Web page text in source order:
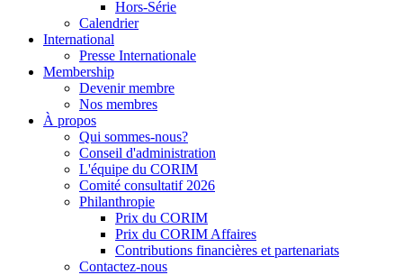
Hors-Série
Calendrier
International
Presse Internationale
Membership
Devenir membre
Nos membres
À propos
Qui sommes-nous?
Conseil d'administration
L'équipe du CORIM
Comité consultatif 2026
Philanthropie
Prix du CORIM
Prix du CORIM Affaires
Contributions financières et partenariats
Contactez-nous